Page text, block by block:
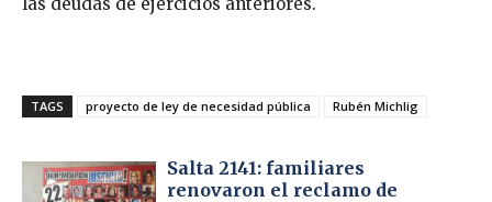
TAGS proyecto de ley de necesidad pública Rubén Michlig
Salta 2141: familiares
renovaron el reclamo de